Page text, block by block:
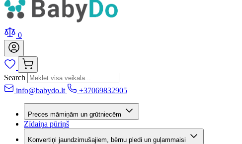
0
Search
info@babydo.lt
+37069832905
Preces māmiņām un grūtniecēm
Zīdaiņa pūriņš
Konvertiņi jaundzimušajiem, bērnu pledi un guļammaisi